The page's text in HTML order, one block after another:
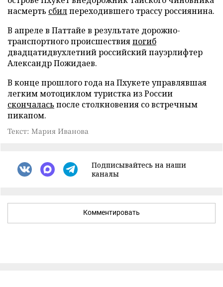
насмерть сбилпереходившего трассу россиянина.
В апреле в Паттайе в результате дорожно-
транспортного происшествияпогиб
двадцатидвухлетний российский пауэрлифтер
Александр Пожидаев.
В конце прошлого года на Пхукете управлявшая
легким мотоциклом туристка из России
скончалась после столкновения со встречным
пикапом.
Текст: Мария Иванова
Подписывайтесь на наши
каналы
Комментировать